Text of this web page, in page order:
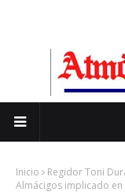
Inicio Regidor Toni
Almácigos implicado